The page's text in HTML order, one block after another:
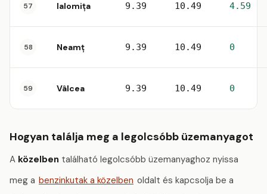
57 Ialomița 9.39 10.49 4.59
58 Neamț 9.39 10.49 0
59 Vâlcea 9.39 10.49 0
Hogyan találja meg a legolcsóbb üzemanyagot
A közelben található legolcsóbb üzemanyaghoz nyissa
meg a benzinkutak a közelben oldalt és kapcsolja be a